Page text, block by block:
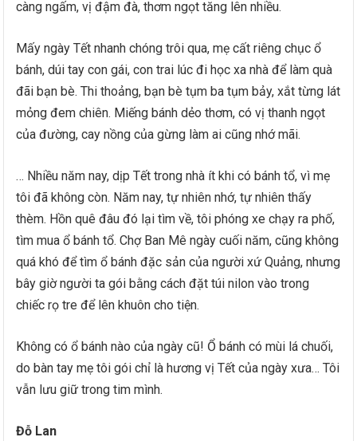
càng ngấm, vị đậm đà, thơm ngọt tăng lên nhiều.
Mấy ngày Tết nhanh chóng trôi qua, mẹ cất riêng chục ổ
bánh, dúi tay con gái, con trai lúc đi học xa nhà để làm quà
đãi bạn bè. Thi thoảng, bạn bè tụm ba tụm bảy, xắt từng lát
mỏng đem chiên. Miếng bánh dẻo thơm, có vị thanh ngọt
của đường, cay nồng của gừng làm ai cũng nhớ mãi.
… Nhiều năm nay, dịp Tết trong nhà ít khi có bánh tổ, vì mẹ
tôi đã không còn. Năm nay, tự nhiên nhớ, tự nhiên thấy
thèm. Hồn quê đâu đó lại tìm về, tôi phóng xe chạy ra phố,
tìm mua ổ bánh tổ. Chợ Ban Mê ngày cuối năm, cũng không
quá khó để tìm ổ bánh đặc sản của người xứ Quảng, nhưng
bây giờ người ta gói bằng cách đặt túi nilon vào trong
chiếc rọ tre để lên khuôn cho tiện.
Không có ổ bánh nào của ngày cũ! Ổ bánh có mùi lá chuối,
do bàn tay mẹ tôi gói chỉ là hương vị Tết của ngày xưa… Tôi
vẫn lưu giữ trong tim mình.
Đỗ Lan